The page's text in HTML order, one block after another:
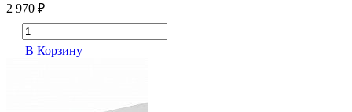
2 970 ₽
В Корзину